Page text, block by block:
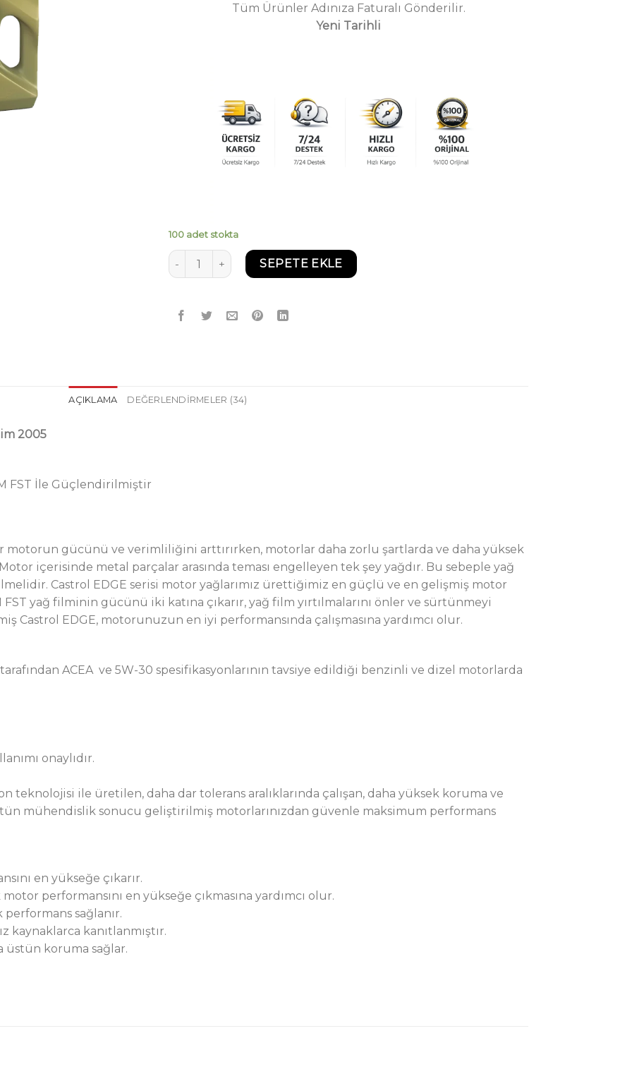
Tüm Ürünler Adınıza Faturalı Gönderilir.
Yeni Tarihli
100 adet stokta
Castrol EDGE 5W30 LL 4 Litre adet
SEPETE EKLE
AÇIKLAMA DEĞERLENDIRMELER (34)
2005
FST İle Güçlendirilmiştir
gücünü ve verimliliğini arttırırken, motorlar daha zorlu şartlarda ve daha yüksek
Motor içerisinde metal parçalar arasında teması engelleyen tek şey yağdır. Bu sebeple yağ
Castrol EDGE serisi motor yağlarımız ürettiğimiz en güçlü ve en gelişmiş motor
yağ filminin gücünü iki katına çıkarır, yağ film yırtılmalarını önler ve sürtünmeyi
Castrol EDGE, motorunuzun en iyi performansında çalışmasına yardımcı olur.
ACEA ve 5W-30 spesifikasyonlarının tavsiye edildiği benzinli ve dizel motorlarda
onaylıdır.
teknolojisi ile üretilen, daha dar tolerans aralıklarında çalışan, daha yüksek koruma ve
mühendislik sonucu geliştirilmiş motorlarınızdan güvenle maksimum performans
en yükseğe çıkarır.
performansını en yükseğe çıkmasına yardımcı olur.
sağlanır.
kaynaklarca kanıtlanmıştır.
üstün koruma sağlar.